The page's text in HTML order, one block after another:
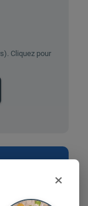
Cliquez pour
? ×